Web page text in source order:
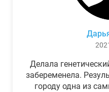
Делала
забеременела.
городу одна из